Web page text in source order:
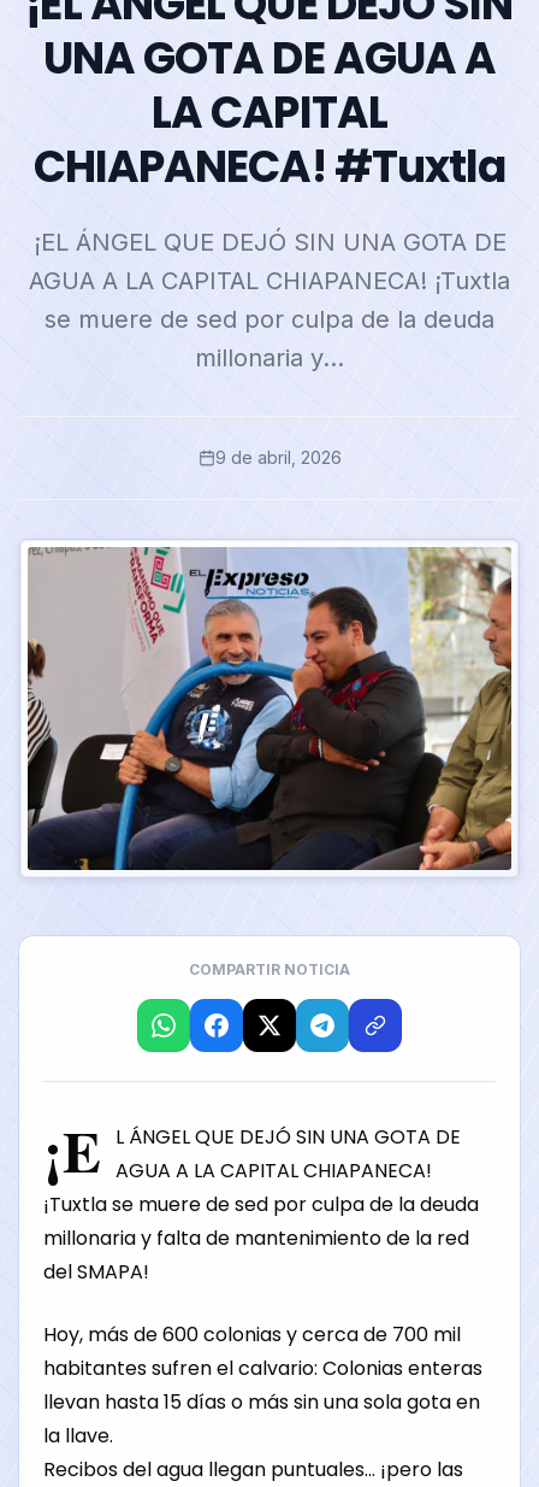
UNA GOTA DE AGUA A
LA CAPITAL
CHIAPANECA! #Tuxtla
¡EL ÁNGEL QUE DEJÓ SIN UNA GOTA DE
AGUA A LA CAPITAL CHIAPANECA! ¡Tuxtla
se muere de sed por culpa de la deuda
millonaria y…
9 de abril, 2026
COMPARTIR NOTICIA
¡E
L ÁNGEL QUE DEJÓ SIN UNA GOTA DE
AGUA A LA CAPITAL CHIAPANECA!
¡Tuxtla se muere de sed por culpa de la deuda
millonaria y falta de mantenimiento de la red
del SMAPA!
Hoy, más de 600 colonias y cerca de 700 mil
habitantes sufren el calvario: Colonias enteras
llevan hasta 15 días o más sin una sola gota en
la llave.
Recibos del agua llegan puntuales… ¡pero las